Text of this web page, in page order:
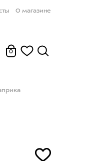
О магазине
0